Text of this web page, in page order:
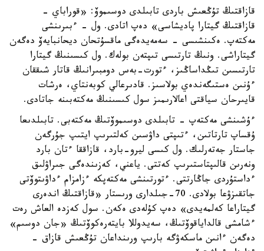
قازاقتىڭ تۇڭعىش باردى تابىلدى دوسىموۆ: «قوراباي -
قازاقتىڭ گيتارا پاديشاسى» دەپ اتادى. ول - ءبىرىنشى
مەكتەپ. ەكىنشىسى - سەمەيدەگى ماقسۇتحان ديحانبايەۆ دەگەن
گيتاراشى. ونىڭ تارتىسى تىپتەن بولەك. ول كىسىنىڭ گيتارا
تارتىسىن تىڭداساڭىز، ءتورت-بەس دومبىرانىڭ قاتار شىققان
ءۇنىن ەستىگەندەي بولاسىز. قادىرعالي كوبەنتاي، ەرشات
قايىرحان سياقتى اعالارىمىز سول كىسىنىڭ مەكتەبىنە جاتادى.
ءۇشىنشى مەكتەپ - تابىلدى دوسىموۆتىڭ مەكتەبى. تابىلدىعا
ۇقساپ تارتاتىن، ءتىپتى داۋسىن كەلتىرىپ ايتىپ جۇرگەن
جاستار جەتەرلىك. ول كىسى ليرو-بارد، قازاققا ءتان بارد
ونەرىن قالىپتاستىرىپ كەتتى. ياعني، كەزىندەگى جىراۋلىق
ءداستۇردى جاڭارتتى. ءتورتىنشى مەكتەپكە ءزامزام ءداۋىتوۆتى
جاتقىزۋعا بولادى. 70-جىلدارى ورىستار «قازاقتىڭ اندەرى
گيتاراعا كەلمەيدى» دەپ كۇلەدى ەكەن. سول كەزدە العاش رەت
ءشامشى قالداياقوۆتىڭ، سەيدوللا بايتەرەكوۆتىڭ «جان دوسىم»
دەگەن ءانىن ماسكەۋگە بارىپ ورىنداعان تۇڭعىش قازاق -